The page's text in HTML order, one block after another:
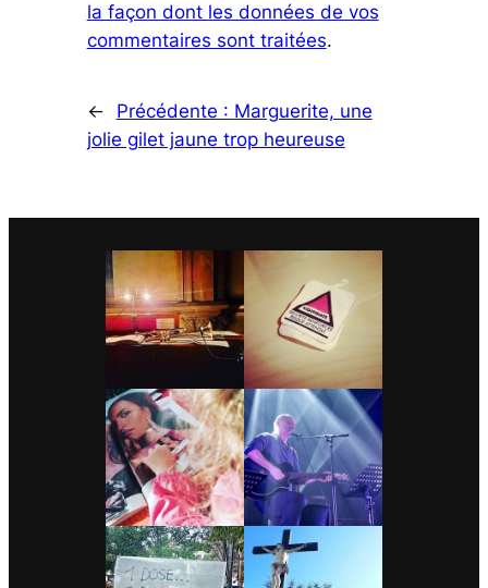
la façon dont les données de vos
commentaires sont traitées.
← Précédente : Marguerite, une
jolie gilet jaune trop heureuse